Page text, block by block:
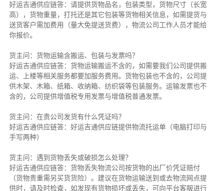
好运吉通供应链答：请提供货物品名，包装类型，货物尺寸（长宽
高），货物重量，打托还是其它包装等货物相关信息，如需提货与
送货客户需加费用（量大免提送货费），物流公司工作人员才能给
你报价。
货主问：货物运输含搬运、包装与发票吗？
好运吉通供应链答：货物运输搬运不含的，如需要我们公司提供搬
运、上楼等相关服务都要加服务费用。货物包装也不含的，公司提
供木架、木箱、纸箱、收纳箱、纺织袋等包装服务。运输发票也不
含的，公司提供增值税专用发票与增值税普通发票。
货主问：在贵公司发货有什么凭证吗？
好运吉通供应链答：好运吉通供应链提供物流托运单（电脑打印与
手写两种）
货主问：遇到货物丢失或破损怎么处理？
好运吉通供应链答：货物丢失物流公司按货物的出厂价凭证赔付
（货物贵重需另买货货险）。建议在货物运输送到或去物流网点提
供时，请及时检查，如发现有货物损坏或丢失，可向平台客服进行